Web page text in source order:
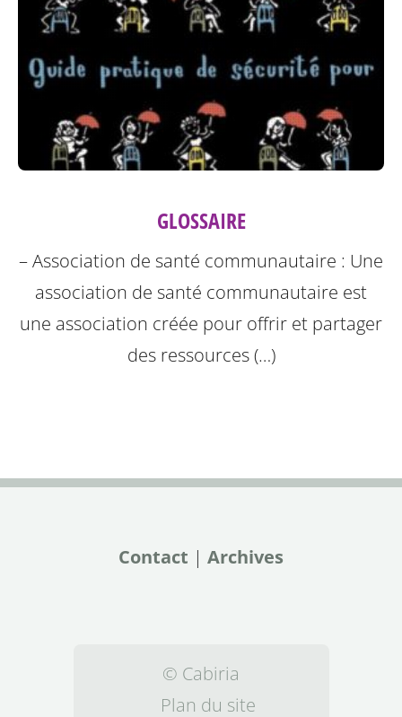
GLOSSAIRE
– Association de santé communautaire : Une
association de santé communautaire est
une association créée pour offrir et partager
des ressources (…)
Contact | Archives
© Cabiria
Plan du site